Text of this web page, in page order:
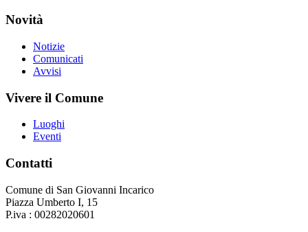
Novità
Notizie
Comunicati
Avvisi
Vivere il Comune
Luoghi
Eventi
Contatti
Comune di San Giovanni Incarico
Piazza Umberto I, 15
P.iva : 00282020601